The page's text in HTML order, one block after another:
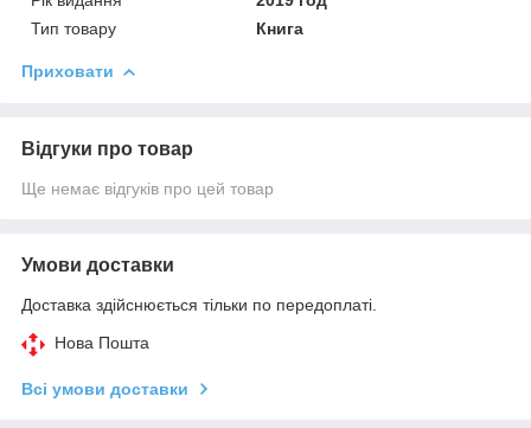
Тип товару
Книга
Приховати
Відгуки про товар
Ще немає відгуків про цей товар
Умови доставки
Доставка здійснюється тільки по передоплаті.
Нова Пошта
Всі умови доставки